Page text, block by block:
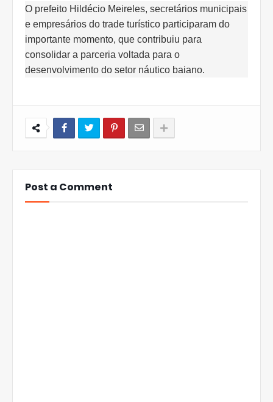
O prefeito Hildécio Meireles, secretários municipais
e empresários do trade turístico participaram do
importante momento, que contribuiu para
consolidar a parceria voltada para o
desenvolvimento do setor náutico baiano.
Post a Comment